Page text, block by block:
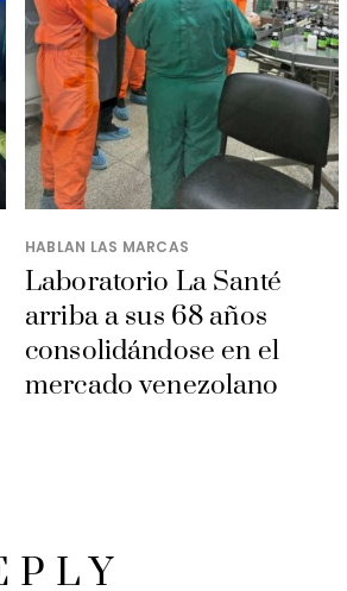
HABLAN LAS MARCAS
Laboratorio La Santé
arriba a sus 68 años
consolidándose en el
mercado venezolano